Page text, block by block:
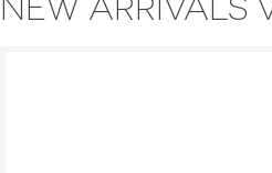
NEW ARRIVALS